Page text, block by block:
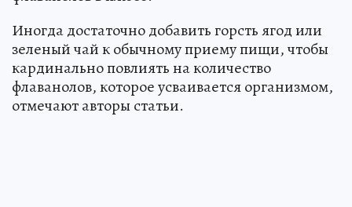
Иногда достаточно добавить горсть ягод или
зеленый чай к обычному приему пищи, чтобы
кардинально повлиять на количество
флаванолов, которое усваивается организмом,
отмечают авторы статьи.